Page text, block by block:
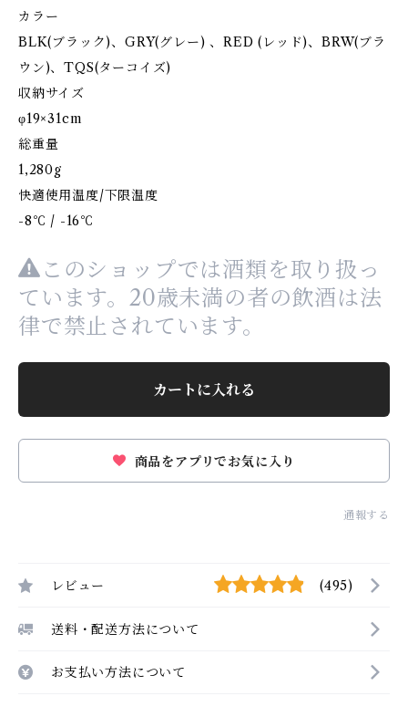
カラー
BLK(ブラック)、GRY(グレー) 、RED (レッド)、BRW(ブラ
ウン)、TQS(ターコイズ)
収納サイズ
φ19×31cm
総重量
1,280g
快適使用温度/下限温度
-8℃ / -16℃
このショップでは酒類を取り扱っ
ています。20歳未満の者の飲酒は法
律で禁止されています。
カートに入れる
商品をアプリでお気に入り
通報する
レビュー (495)
送料・配送方法について
お支払い方法について